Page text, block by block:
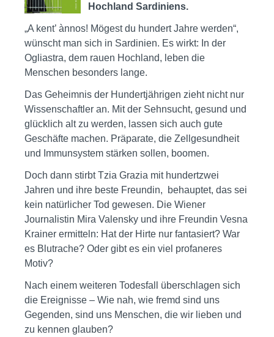
Hochland Sardiniens.
„A kent’ ànnos! Mögest du hundert Jahre werden“,
wünscht man sich in Sardinien. Es wirkt: In der
Ogliastra, dem rauen Hochland, leben die
Menschen besonders lange.
Das Geheimnis der Hundertjährigen zieht nicht nur
Wissenschaftler an. Mit der Sehnsucht, gesund und
glücklich alt zu werden, lassen sich auch gute
Geschäfte machen. Präparate, die Zellgesundheit
und Immunsystem stärken sollen, boomen.
Doch dann stirbt Tzia Grazia mit hundertzwei
Jahren und ihre beste Freundin, behauptet, das sei
kein natürlicher Tod gewesen. Die Wiener
Journalistin Mira Valensky und ihre Freundin Vesna
Krainer ermitteln: Hat der Hirte nur fantasiert? War
es Blutrache? Oder gibt es ein viel profaneres
Motiv?
Nach einem weiteren Todesfall überschlagen sich
die Ereignisse – Wie nah, wie fremd sind uns
Gegenden, sind uns Menschen, die wir lieben und
zu kennen glauben?